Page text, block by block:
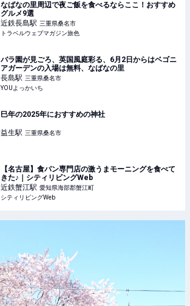
なばなの里周辺で夜ご飯を食べるならここ！おすすめ
グルメ9選
近鉄長島駅 三重県桑名市
トラベルウェブマガジン旅色
バラ園が見ごろ、英国風庭彩る、6月2日からはベゴニ
アガーデンの入場は無料、なばなの里
長島駅 三重県桑名市
YOUよっかいち
巳年の2025年におすすめの神社
益生駅 三重県桑名市
【名古屋】食パン専門店の激うまモーニングを食べて
きた♪｜シティリビングWeb
近鉄蟹江駅 愛知県海部郡蟹江町
シティリビングWeb